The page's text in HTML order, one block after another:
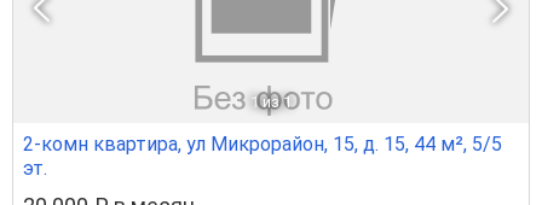
1 из 1
2-комн квартира, ул Микрорайон, 15, д. 15, 44 м², 5/5
эт.